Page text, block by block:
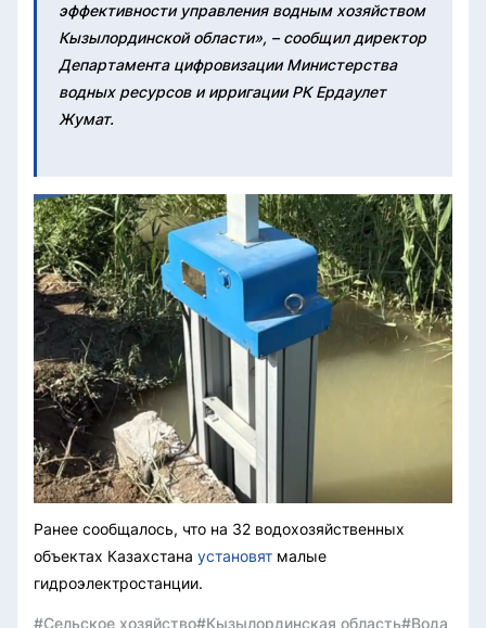
эффективности управления водным хозяйством
Кызылординской области», – сообщил директор
Департамента цифровизации Министерства
водных ресурсов и ирригации РК Ердаулет
Жумат.
Ранее сообщалось, что на 32 водохозяйственных
объектах Казахстана установят малые
гидроэлектростанции.
#Сельское хозяйство#Кызылординская область#Вода